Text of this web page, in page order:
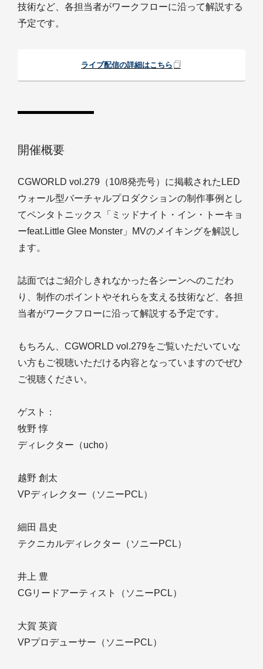
技術など、各担当者がワークフローに沿って解説する
予定です。
ライブ配信の詳細はこちら
開催概要
CGWORLD vol.279（10/8発売号）に掲載されたLED
ウォール型バーチャルプロダクションの制作事例とし
てペンタトニックス「ミッドナイト・イン・トーキョ
ーfeat.Little Glee Monster」MVのメイキングを解説し
ます。
誌面ではご紹介しきれなかった各シーンへのこだわ
り、制作のポイントやそれらを支える技術など、各担
当者がワークフローに沿って解説する予定です。
もちろん、CGWORLD vol.279をご覧いただいていな
い方もご視聴いただける内容となっていますのでぜひ
ご視聴ください。
ゲスト：
牧野 惇
ディレクター（ucho）
越野 創太
VPディレクター（ソニーPCL）
細田 昌史
テクニカルディレクター（ソニーPCL）
井上 豊
CGリードアーティスト（ソニーPCL）
大賀 英資
VPプロデューサー（ソニーPCL）